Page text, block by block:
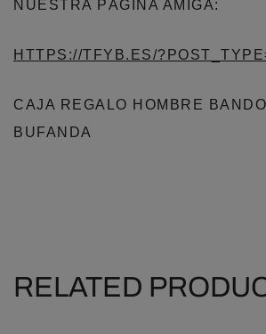
NUESTRA PÁGINA AMIGA:
HTTPS://TFYB.ES/
CAJA REGALO HOMBRE
BUFANDA
RELATED